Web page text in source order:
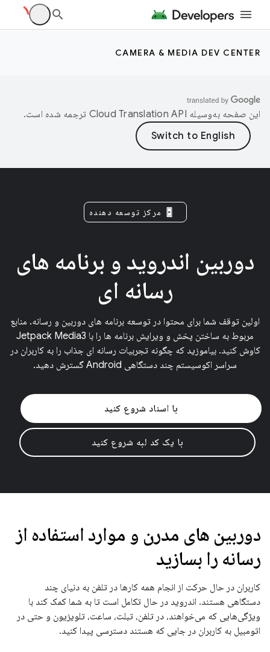
CAMERA & MEDIA DEV CENTER
این صفحه به‌وسیله ترجمه شده است.
مرکز توسعه دهنده
دوربین اندروید و برنامه های
رسانه ای
اولین توقف شما برای محتوا در توسعه برنامه های دوربین و رسانه. منابع
مربوط به ساختن پخش و ویرایش برنامه ها را با Jetpack Media3
کاوش کنید. بیاموزید که چگونه تجربیات رسانه ای جذاب را به کاربران در
سراسر اکوسیستم چند دستگاهی Android گسترش دهید.
با اسناد شروع کنید
با یک کد لبه شروع کنید
دوربین های مدرن و موارد استفاده از
رسانه را بسازید
کاربران در حال حرکت از انجام همه کارها در تلفن به دنیای چند
دستگاهی هستند. اندروید در حال تکامل است تا به شما کمک کند با
ویژگی‌هایی که می‌خواهند، در تلفن، تبلت، ساعت، تلویزیون و حتی در
اتومبیل به کاربران در جایی که هستند دسترسی پیدا کنید.